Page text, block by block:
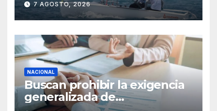
7 AGOSTO, 2026
NACIONAL
Buscan prohibir la exigencia
generalizada de